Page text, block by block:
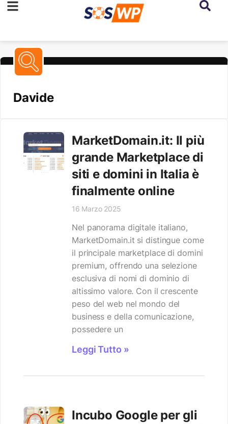
Davide
MarketDomain.it: Il più
grande Marketplace di
siti e domini in Italia è
finalmente online
16 Marzo 2025
Nel panorama digitale italiano,
MarketDomain.it si distingue come
il principale marketplace di domini
premium, offrendo una selezione
esclusiva di nomi di dominio di
altissimo valore. Con il crescente
peso del web nel mondo del
business e della comunicazione,
possedere un
Leggi Tutto »
Incubo Google per gli